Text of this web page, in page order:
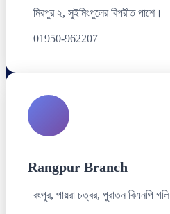
মিরপুর ২, সুইমিংপুলের বিপরীত পাশে।
01950-962207
Rangpur Branch
রংপুর, পায়রা চত্বর, পুরাতন বিএনপি গলি